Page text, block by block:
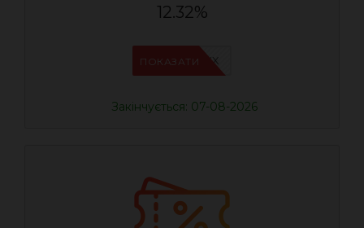
12.32%
IFPAURWX
ПОКАЗАТИ
Закінчується: 07-08-2026